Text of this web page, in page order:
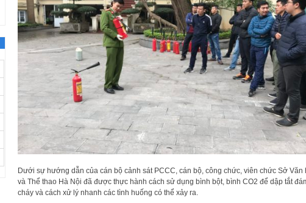
Dưới sự hướng dẫn của cán bộ cảnh sát PCCC, cán bộ, công chức, viên chức Sở Văn
và Thể thao Hà Nội đã được thực hành cách sử dụng bình bột, bình CO2 để dập tắt
cháy và cách xử lý nhanh các tình huống có thể xảy ra.